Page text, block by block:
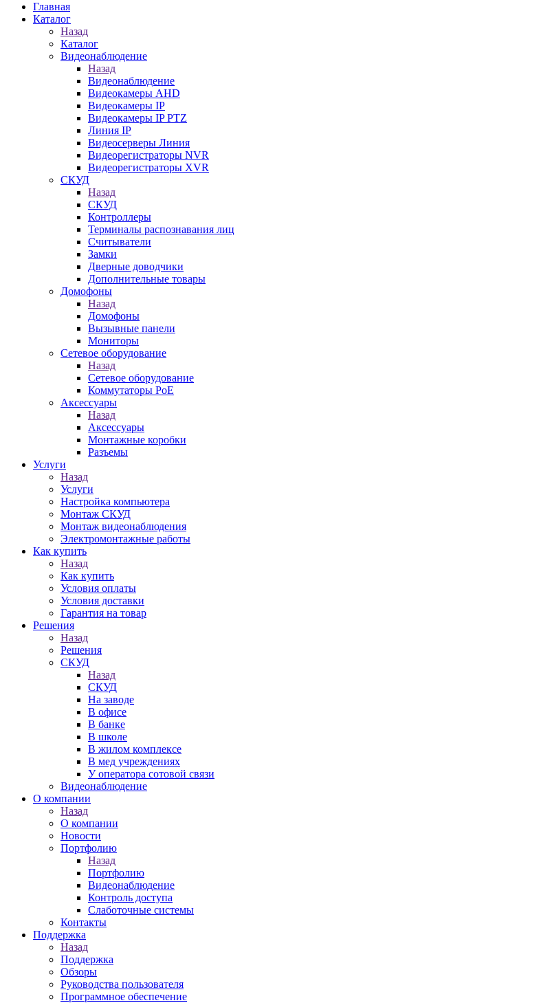
Главная
Каталог
Назад
Каталог
Видеонаблюдение
Назад
Видеонаблюдение
Видеокамеры AHD
Видеокамеры IP
Видеокамеры IP PTZ
Линия IP
Видеосерверы Линия
Видеорегистраторы NVR
Видеорегистраторы XVR
СКУД
Назад
СКУД
Контроллеры
Терминалы распознавания лиц
Считыватели
Замки
Дверные доводчики
Дополнительные товары
Домофоны
Назад
Домофоны
Вызывные панели
Мониторы
Сетевое оборудование
Назад
Сетевое оборудование
Коммутаторы PoE
Аксессуары
Назад
Аксессуары
Монтажные коробки
Разъемы
Услуги
Назад
Услуги
Настройка компьютера
Монтаж СКУД
Монтаж видеонаблюдения
Электромонтажные работы
Как купить
Назад
Как купить
Условия оплаты
Условия доставки
Гарантия на товар
Решения
Назад
Решения
СКУД
Назад
СКУД
На заводе
В офисе
В банке
В школе
В жилом комплексе
В мед учреждениях
У оператора сотовой связи
Видеонаблюдение
О компании
Назад
О компании
Новости
Портфолию
Назад
Портфолию
Видеонаблюдение
Контроль доступа
Слаботочные системы
Контакты
Поддержка
Назад
Поддержка
Обзоры
Руководства пользователя
Программное обеспечение